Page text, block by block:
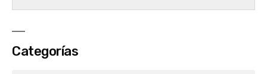
Categorías